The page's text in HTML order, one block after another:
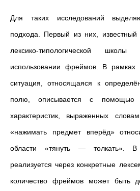
Для таких исследований
подхода. Первый из них, известный
лексико-типологической школы
использовании фреймов. В рамках
ситуация, относящаяся к
полю, описывается с
характеристик, выраженных
«нажимать предмет вперёд»
области «тянуть —толкать». В
реализуется через конкретные
количество фреймов может быть